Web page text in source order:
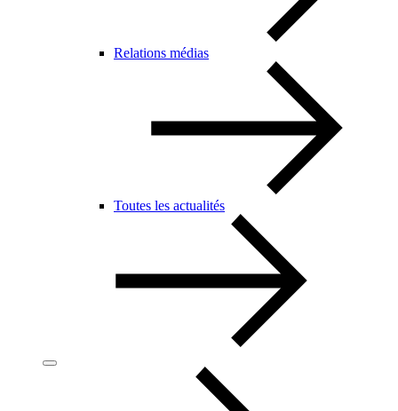
Relations médias
Toutes les actualités